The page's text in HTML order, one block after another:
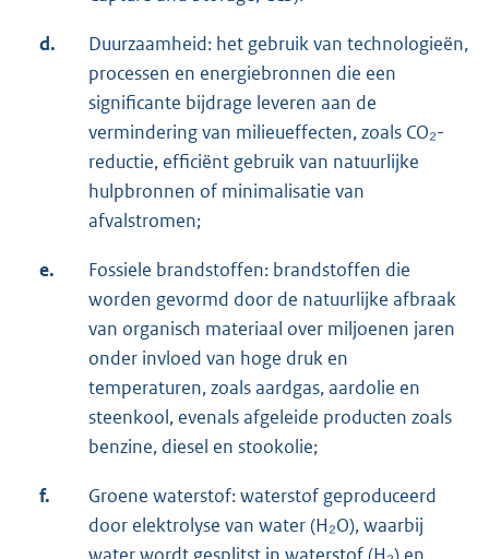
d.
Duurzaamheid: het gebruik van technologieën,
processen en energiebronnen die een
significante bijdrage leveren aan de
vermindering van milieueffecten, zoals CO₂-
reductie, efficiënt gebruik van natuurlijke
hulpbronnen of minimalisatie van
afvalstromen;
e.
Fossiele brandstoffen: brandstoffen die
worden gevormd door de natuurlijke afbraak
van organisch materiaal over miljoenen jaren
onder invloed van hoge druk en
temperaturen, zoals aardgas, aardolie en
steenkool, evenals afgeleide producten zoals
benzine, diesel en stookolie;
f.
Groene waterstof: waterstof geproduceerd
door elektrolyse van water (H₂O), waarbij